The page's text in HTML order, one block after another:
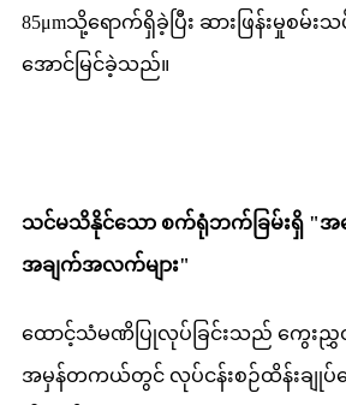
85μmသို့ရောက်ရှိခဲ့ပြီး ဆားဖြန်းမှုစမ်း
အောင်မြင်ခဲ့သည်။
သင်မသိနိုင်သော စက်ရုံဘက်ခြမ်းရှိ "
အချက်အလက်များ"
ထောင့်သံမဏိပြုလုပ်ခြင်းသည် ကွေး
အမှန်တကယ်တွင် လုပ်ငန်းစဉ်ထိန်းချုပ်ရေ